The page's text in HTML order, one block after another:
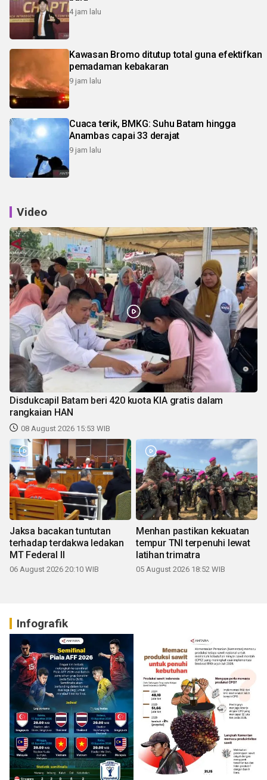
4 jam lalu
Kawasan Bromo ditutup total guna efektifkan
pemadaman kebakaran
9 jam lalu
Cuaca terik, BMKG: Suhu Batam hingga
Anambas capai 33 derajat
9 jam lalu
Video
Disdukcapil Batam beri 420 kuota KIA gratis dalam
rangkaian HAN
08 August 2026 15:53 WIB
Jaksa bacakan tuntutan
terhadap terdakwa ledakan
MT Federal II
06 August 2026 20:10 WIB
Menhan pastikan kekuatan
tempur TNI terpenuhi lewat
latihan trimatra
05 August 2026 18:52 WIB
Infografik